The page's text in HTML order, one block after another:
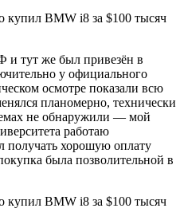
тут же был привезён в
у официального
осмотре показали всю
планомерно, технически
не обнаружили — мой
работаю
получать хорошую оплату
была позволительной в